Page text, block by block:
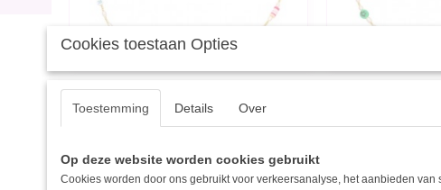
YWG - Heupketting met letterkralen &
parels Goud Stainless Steel
Roestvrijstalen tailleketting in goud met gekleurde…
Cookies toestaan Opties
Toestemming Details Over
Op deze website worden cookies gebruikt
Cookies worden door ons gebruikt voor verkeersanalyse, het aanbieden van